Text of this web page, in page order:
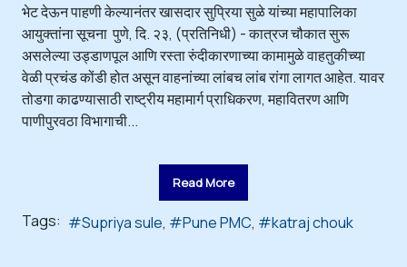
भेट देऊन पाहणी केल्यानंतर खासदार सुप्रिया सुळे यांच्या महापालिका
आयुक्तांना सूचना पुणे, दि. २३, (प्रतिनिधी) - कात्रज चौकात सुरू
असलेल्या उड्डाणपूल आणि रस्ता रुंदीकारणाच्या कामामुळे वाहतुकीच्या
वेळी प्रचंड कोंडी होत असून वाहनांच्या लांबच लांब रांगा लागत आहेत. यावर
तोडगा काढण्यासाठी राष्ट्रीय महामार्ग प्राधिकरण, महावितरण आणि
पाणीपुरवठा विभागाची...
Read More
Tags: Supriya sule Pune PMC katraj chouk